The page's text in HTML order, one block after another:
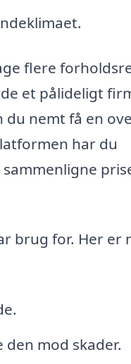
flere
et pålideligt
du nemt få en
har du
brug for. Her er
mod skader.